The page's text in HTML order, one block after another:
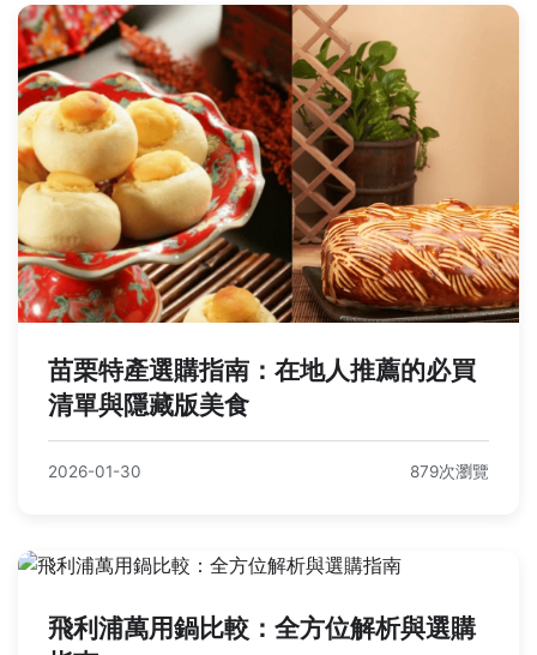
苗栗特產選購指南：在地人推薦的必買
清單與隱藏版美食
2026-01-30 879次瀏覽
飛利浦萬用鍋比較：全方位解析與選購